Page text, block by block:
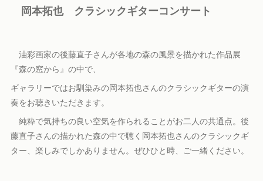
岡本拓也 クラシックギターコンサート
油彩画家の後藤直子さんが各地の森の風景を描かれた作品展
『森の窓から』の中で、
ギャラリーではお馴染みの岡本拓也さんのクラシックギターの演
奏をお聴きいただきます。
純粋で気持ちの良い空気を作られることがお二人の共通点。後
藤直子さんの描かれた森の中で聴く岡本拓也さんのクラシックギ
ター、楽しみでしかありません。ぜひひと時、ご一緒ください。